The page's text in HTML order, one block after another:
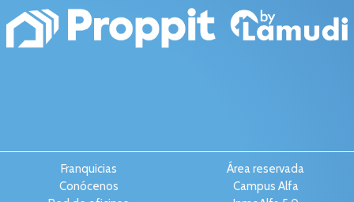
Franquicias
Conócenos
Área reservada
Campus Alfa